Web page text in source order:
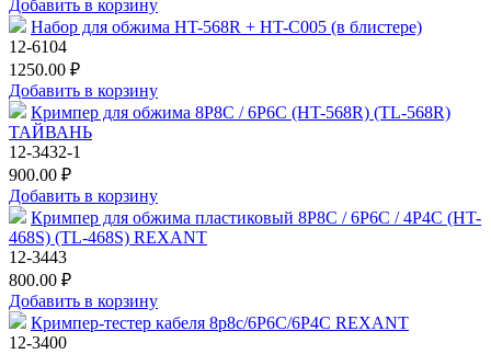
Добавить в корзину
Набор для обжима HT-568R + HT-C005 (в блистере)
12-6104
1250.00 ₽
Добавить в корзину
Кримпер для обжима 8P8C / 6P6C (HT-568R) (TL-568R)
ТАЙВАНЬ
12-3432-1
900.00 ₽
Добавить в корзину
Кримпер для обжима пластиковый 8P8C / 6P6C / 4P4C (HT-
468S) (TL-468S) REXANT
12-3443
800.00 ₽
Добавить в корзину
Кримпер-тестер кабеля 8p8c/6P6C/6P4C REXANT
12-3400